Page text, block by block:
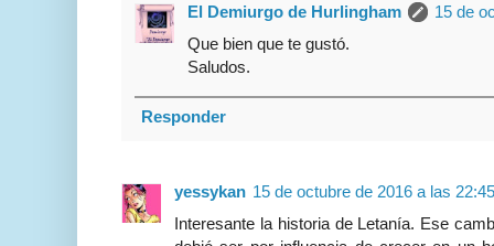
El Demiurgo de Hurlingham
15 de
Que bien que te gustó.
Saludos.
Responder
yessykan 15 de octubre de 2016 a las 22:45
Interesante la historia de Letanía. Ese